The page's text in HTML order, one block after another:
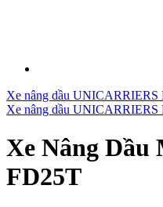
Xe nâng dầu UNICARRIERS
Xe nâng dầu UNICARRIERS
Xe Nâng
FD25T